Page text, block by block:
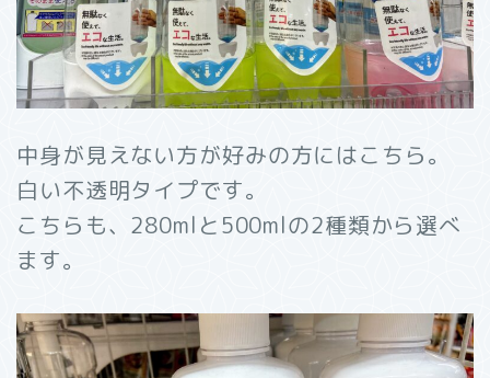
中身が見えない方が好みの方にはこちら。
白い不透明タイプです。
こちらも、280mlと500mlの2種類から選べ
ます。